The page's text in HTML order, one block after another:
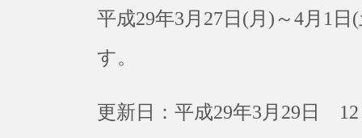
平成29年3月27日(月)～4月1
す。
更新日：平成29年3月29日 12